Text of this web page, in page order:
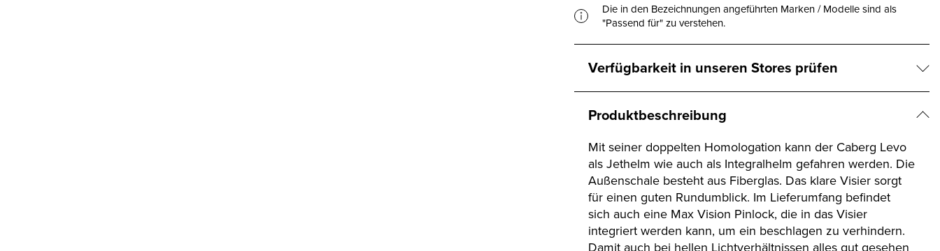
Die in den Bezeichnungen angeführten Marken / Modelle sind als
"Passend für" zu verstehen.
Verfügbarkeit in unseren Stores prüfen
Produktbeschreibung
Mit seiner doppelten Homologation kann der Caberg Levo
als Jethelm wie auch als Integralhelm gefahren werden. Die
Außenschale besteht aus Fiberglas. Das klare Visier sorgt
für einen guten Rundumblick. Im Lieferumfang befindet
sich auch eine Max Vision Pinlock, die in das Visier
integriert werden kann, um ein beschlagen zu verhindern.